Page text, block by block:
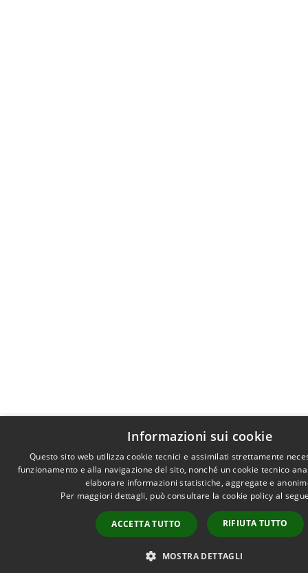
Informazioni sui cookie
Questo sito web utilizza cookie tecnici e assimilati strettamente
funzionamento e alla navigazione del sito, nonché un cookie tecnico
elaborare informazioni statistiche, aggregate e
Per maggiori dettagli, può consultare la cookie policy al
ACCETTA TUTTO RIFIUTA TUTTO
MOSTRA DETTAGLI